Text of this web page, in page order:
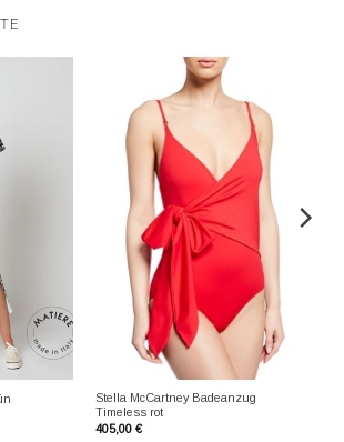
Stella McCartney Badeanzug
Timeless rot
405,00 €